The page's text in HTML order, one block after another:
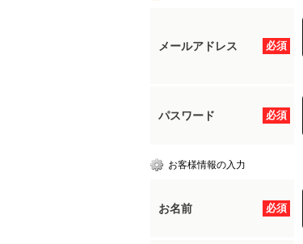
必須
メールアドレス
必須
パスワード
お客様情報の入力
必須
お名前